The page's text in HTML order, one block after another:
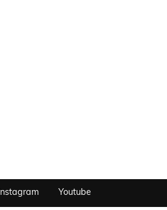
Instagram Youtube